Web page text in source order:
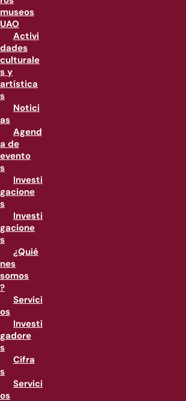
museos
UAO
Activi
dades
culturale
s y
artística
s
Notici
as
Agend
a de
evento
s
Investi
gacione
s
Investi
gacione
s
¿Quié
nes
somos
?
Servici
os
Investi
gadore
s
Cifra
s
Servici
os